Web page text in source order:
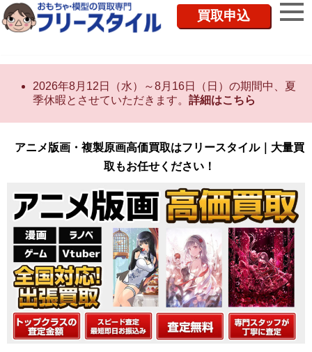
買取申込
2026年8月12日（水）～8月16日（日）の期間中、夏
季休暇とさせていただきます。 詳細はこちら
アニメ版画・複製原画高価買取はフリースタイル｜大量買
取もお任せください！